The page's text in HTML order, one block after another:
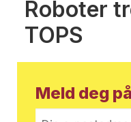
Roboter
TOPS
Meld deg